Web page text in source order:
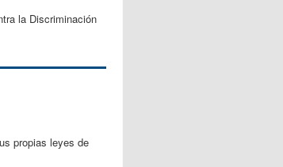
la Discriminación
propias leyes de